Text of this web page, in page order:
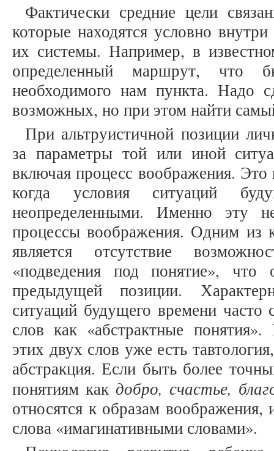
Фактически средние цели
которые находятся условно
их системы. Например, в
определенный маршрут, что
необходимого нам пункта. Надо
возможных, но при этом найти
При альтруистичной позиции
за параметры той или иной
включая процесс воображения. Это
когда условия ситуаций
неопределенными. Именно эту
процессы воображения. Одним из
является отсутствие
«подведения под понятие»,
предыдущей позиции.
ситуаций будущего времени часто
слов как «абстрактные
этих двух слов уже есть
абстракция. Если быть более
понятиям какдобро, счастье,
относятся к образам воображения,
слова «имагинативными словами».